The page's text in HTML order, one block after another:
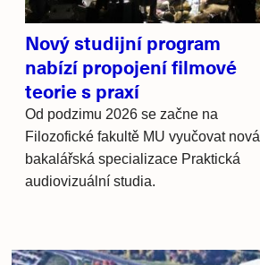
Nový studijní program
nabízí propojení filmové
teorie s praxí
Od podzimu 2026 se začne na
Filozofické fakultě MU vyučovat nová
bakalářská specializace Praktická
audiovizuální studia.